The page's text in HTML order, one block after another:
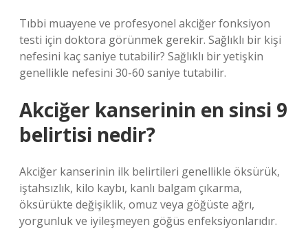
Tıbbi muayene ve profesyonel akciğer fonksiyon
testi için doktora görünmek gerekir. Sağlıklı bir kişi
nefesini kaç saniye tutabilir? Sağlıklı bir yetişkin
genellikle nefesini 30-60 saniye tutabilir.
Akciğer kanserinin en sinsi 9
belirtisi nedir?
Akciğer kanserinin ilk belirtileri genellikle öksürük,
iştahsızlık, kilo kaybı, kanlı balgam çıkarma,
öksürükte değişiklik, omuz veya göğüste ağrı,
yorgunluk ve iyileşmeyen göğüs enfeksiyonlarıdır.